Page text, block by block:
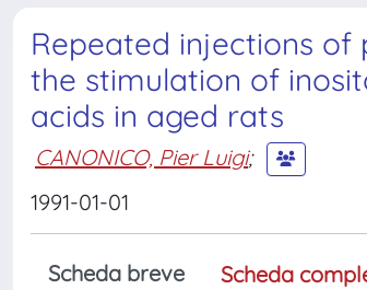
Repeated injections
the stimulation of
acids in aged rats
CANONICO, Pier Luigi;
1991-01-01
Scheda breve Scheda